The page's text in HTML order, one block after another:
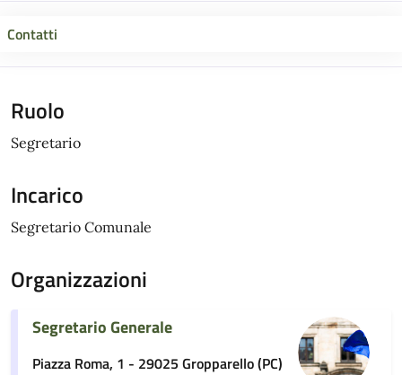
Contatti
Ruolo
Segretario
Incarico
Segretario Comunale
Organizzazioni
Segretario Generale
Piazza Roma, 1 - 29025 Gropparello (PC)